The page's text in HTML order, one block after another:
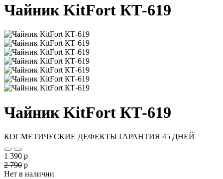
Чайник KitFort КТ-619
Чайник KitFort КТ-619
КОСМЕТИЧЕСКИЕ ДЕФЕКТЫ ГАРАНТИЯ 45 ДНЕЙ
1 390 p
2 790 p
Нет в наличии